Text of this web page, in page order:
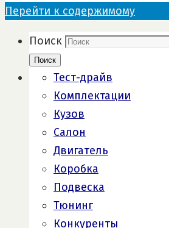
Перейти к содержимому
Поиск
Поиск
Тест-драйв
Комплектации
Кузов
Салон
Двигатель
Коробка
Подвеска
Тюнинг
Конкуренты